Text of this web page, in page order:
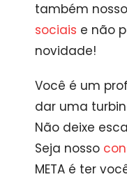
também
sociais e não
novidade!
Você é um
dar uma
Não deixe
Seja nosso
META é ter